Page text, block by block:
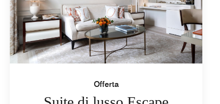
Offerta